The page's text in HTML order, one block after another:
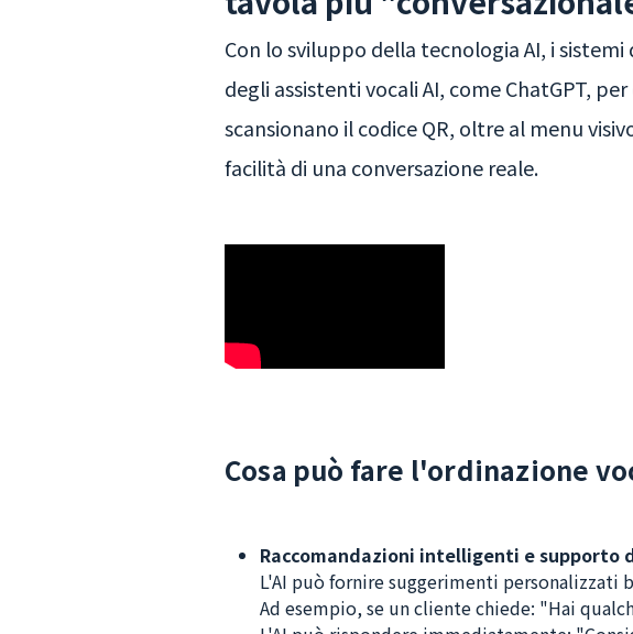
Con lo sviluppo della tecnologia AI, i
degli assistenti vocali AI, come ChatGPT,
scansionano il codice QR, oltre al menu
facilità di una conversazione reale.
Cosa può fare l'ordinazione
Raccomandazioni intelligenti e
L'AI può fornire suggerimenti
Ad esempio, se un cliente chiede: "Hai